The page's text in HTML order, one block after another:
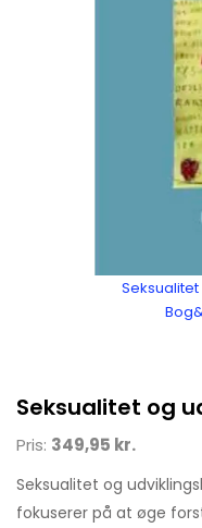
Seksualitet og
Pris: 349,95 kr.
Seksualitet og
fokuserer på at øge